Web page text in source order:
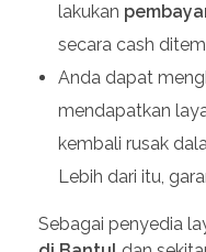
lakukan
secara cash
Anda dapat
mendapatkan
kembali rusak
Lebih dari itu,
Sebagai penyedia